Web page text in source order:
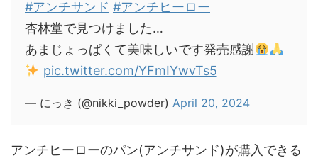
#アンチサンド #アンチヒーロー
杏林堂で見つけました…
あまじょっぱくて美味しいです発売感謝
pic.twitter.com/YFmIYwvTs5
— にっき (@nikki_powder) April 20, 2024
アンチヒーローのパン(アンチサンド)が購入できる